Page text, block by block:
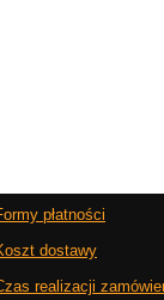
płatności
dostawy
realizacji